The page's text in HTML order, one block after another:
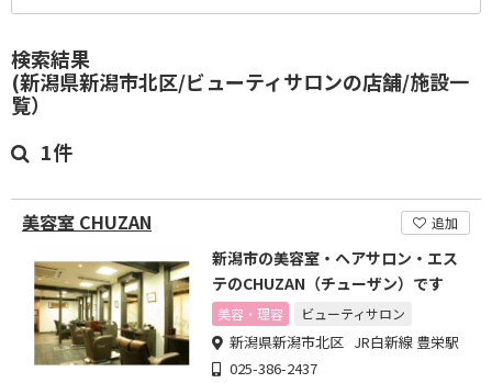
検索結果
(新潟県新潟市北区/ビューティサロンの店舗/施設一
覧）
1件
美容室 CHUZAN 追加
新潟市の美容室・ヘアサロン・エス
テのCHUZAN（チューザン）です
美容・理容 ビューティサロン
新潟県新潟市北区 JR白新線 豊栄駅
025-386-2437